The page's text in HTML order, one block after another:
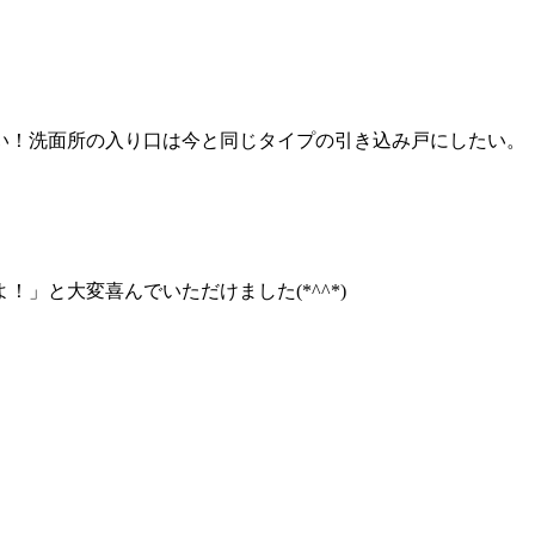
洗面所の入り口は今と同じタイプの引き込み戸にしたい。
！」と大変喜んでいただけました(*^^*)